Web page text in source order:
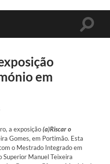
Toggle
em
a exposição(a)Riscar o
Gomes, em Portimão. Esta
o Mestrado Integrado em
Manuel Teixeira